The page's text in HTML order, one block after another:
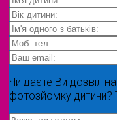
Чи даєте Ви дозвіл на
фотозйомку дитини?